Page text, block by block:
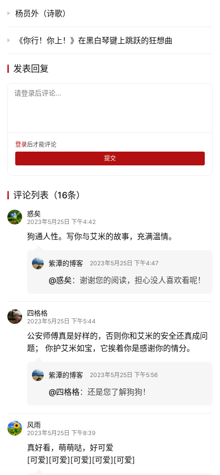
情
育
儿
乐
专
杨员外（诗歌）
《你行！你上！》在黑白琴键上跳跃的狂想曲
发表回复
请登录后评论...
登录后才能评论
提交
评论列表（16条）
惑矣
2023年5月25日 下午4:42
狗通人性。写你与艾米的故事，充满温情。
紫潭的博客 2023年5月25日 下午4:47
@惑矣： 谢谢您的阅读，担心没人喜欢看呢！
四格格
2023年5月25日 下午5:44
公安师傅真是好样的，否则你和艾米的安全还真成问
题； 你护艾米如宝，它挨着你是感谢你的情分。
紫潭的博客 2023年5月25日 下午5:56
@四格格： 还是您了解狗狗！
风雨
2023年5月25日 下午8:39
真好看，萌萌哒，好可爱
[可爱][可爱][可爱][可爱][可爱]